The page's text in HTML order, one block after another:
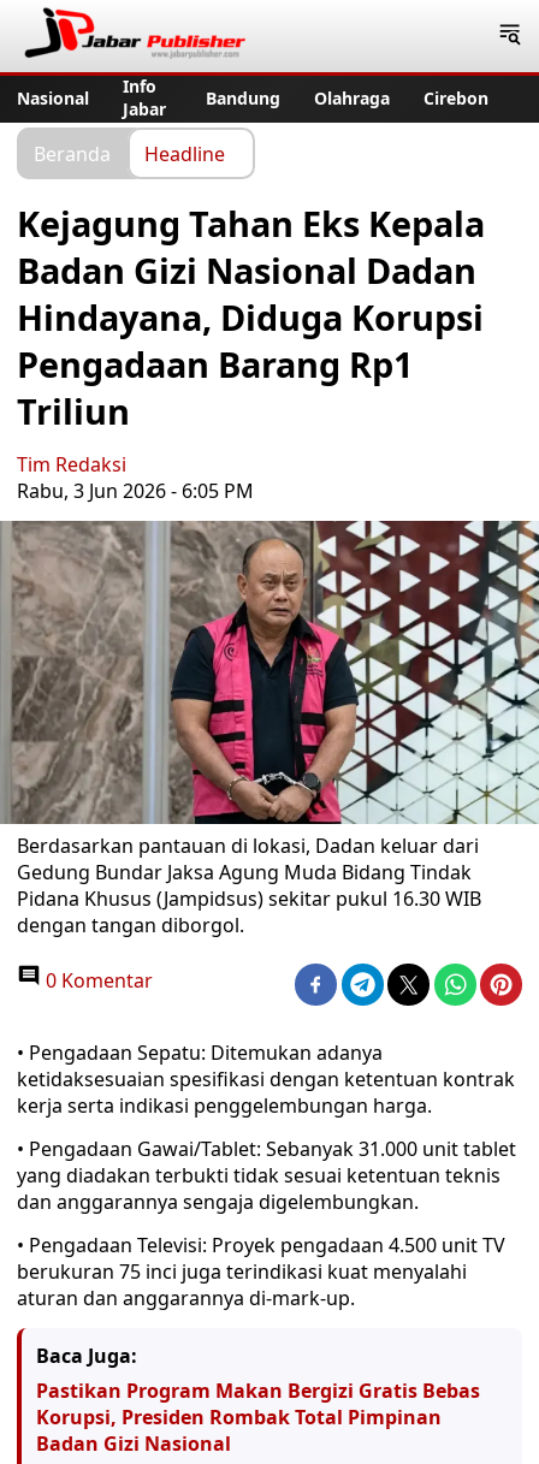
Nasional
Info
Jabar
Bandung Olahraga Cirebon
Beranda Headline
Kejagung Tahan Eks Kepala
Badan Gizi Nasional Dadan
Hindayana, Diduga Korupsi
Pengadaan Barang Rp1
Triliun
Tim Redaksi
Rabu, 3 Jun 2026 - 6:05 PM
Berdasarkan pantauan di lokasi, Dadan keluar dari
Gedung Bundar Jaksa Agung Muda Bidang Tindak
Pidana Khusus (Jampidsus) sekitar pukul 16.30 WIB
dengan tangan diborgol.
0 Komentar
• Pengadaan Sepatu: Ditemukan adanya
ketidaksesuaian spesifikasi dengan ketentuan kontrak
kerja serta indikasi penggelembungan harga.
• Pengadaan Gawai/Tablet: Sebanyak 31.000 unit tablet
yang diadakan terbukti tidak sesuai ketentuan teknis
dan anggarannya sengaja digelembungkan.
• Pengadaan Televisi: Proyek pengadaan 4.500 unit TV
berukuran 75 inci juga terindikasi kuat menyalahi
aturan dan anggarannya di-mark-up.
Baca Juga:
Pastikan Program Makan Bergizi Gratis Bebas
Korupsi, Presiden Rombak Total Pimpinan
Badan Gizi Nasional